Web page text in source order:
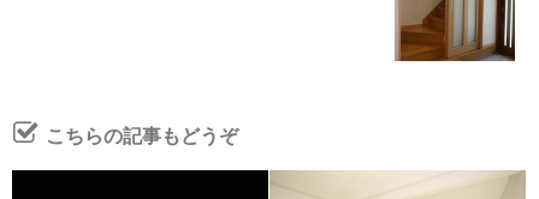
こちらの記事もどうぞ